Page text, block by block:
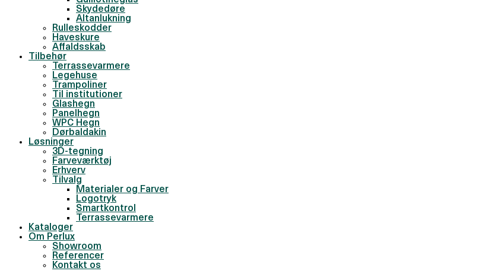
Skydedøre
Altanlukning
Rulleskodder
Haveskure
Affaldsskab
Tilbehør
Terrassevarmere
Legehuse
Trampoliner
Til institutioner
Glashegn
Panelhegn
WPC Hegn
Dørbaldakin
Løsninger
3D-tegning
Farveværktøj
Erhverv
Tilvalg
Materialer og Farver
Logotryk
Smartkontrol
Terrassevarmere
Kataloger
Om Perlux
Showroom
Referencer
Kontakt os